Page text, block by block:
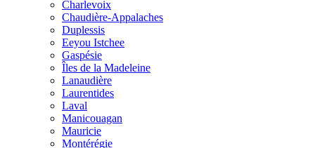
Charlevoix
Chaudière-Appalaches
Duplessis
Eeyou Istchee
Gaspésie
Îles de la Madeleine
Lanaudière
Laurentides
Laval
Manicouagan
Mauricie
Montérégie